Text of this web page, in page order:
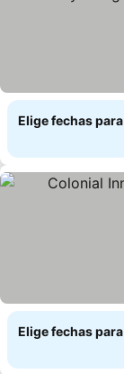
Elige fechas
Elige fechas